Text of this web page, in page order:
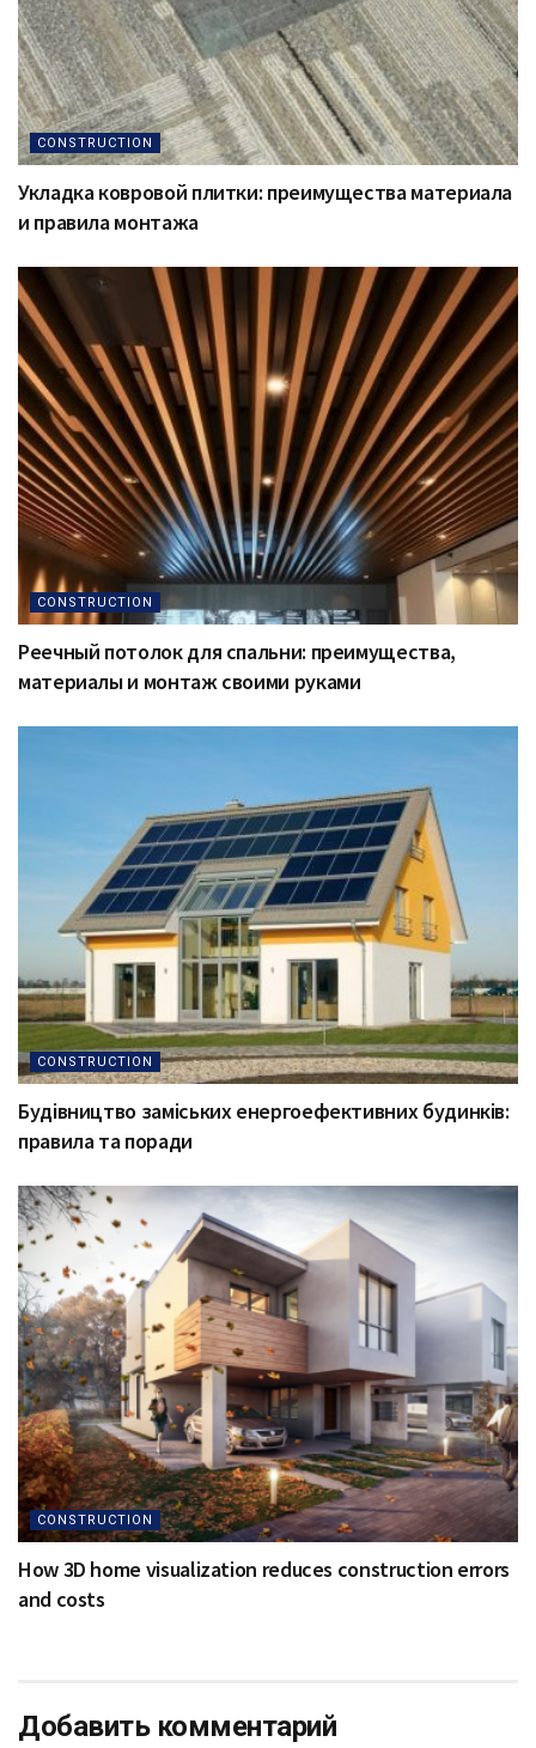
CONSTRUCTION
Укладка ковровой плитки: преимущества материала
и правила монтажа
CONSTRUCTION
Реечный потолок для спальни: преимущества,
материалы и монтаж своими руками
CONSTRUCTION
Будівництво заміських енергоефективних будинків:
правила та поради
CONSTRUCTION
How 3D home visualization reduces construction errors
and costs
Добавить комментарий